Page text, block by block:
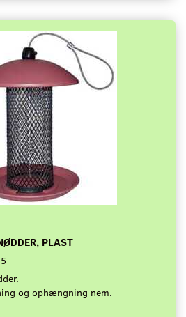
PLAST
og ophængning nem.